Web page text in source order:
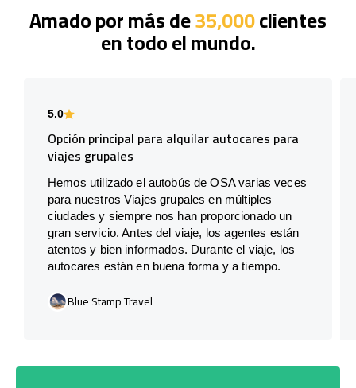
Amado por más de35,000clientes
en todo el mundo.
5.0
Opción principal para alquilar autocares para
viajes grupales
Hemos utilizado el autobús de OSA varias veces
para nuestros Viajes grupales en múltiples
ciudades y siempre nos han proporcionado un
gran servicio. Antes del viaje, los agentes están
atentos y bien informados. Durante el viaje, los
autocares están en buena forma y a tiempo.
Blue Stamp Travel